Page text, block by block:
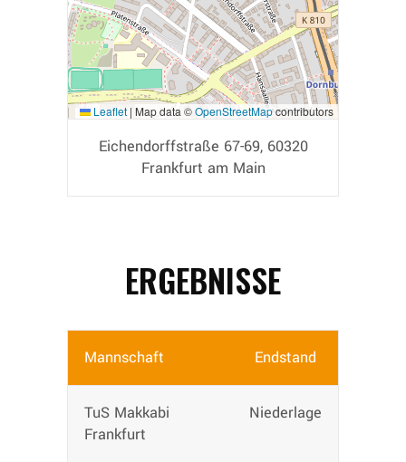
Leaflet | Map data ©OpenStreetMapcontributors
Eichendorffstraße 67-69, 60320
Frankfurt am Main
ERGEBNISSE
Mannschaft Endstand
TuS Makkabi
Frankfurt
Niederlage